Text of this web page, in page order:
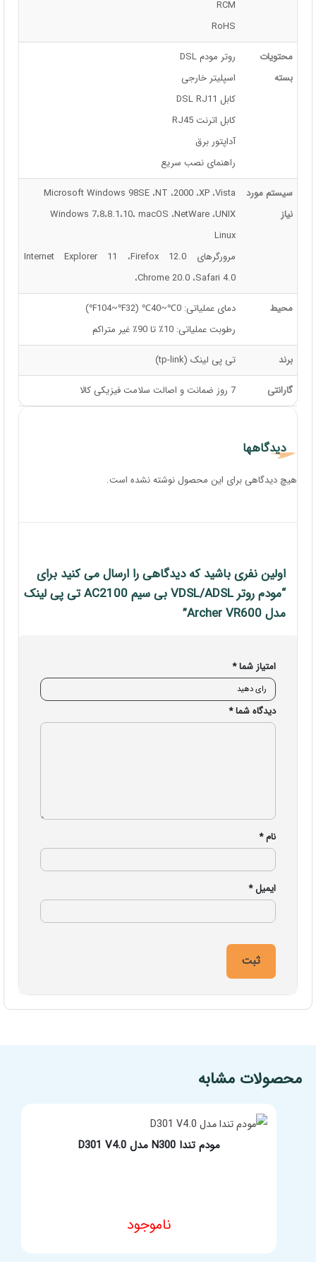
RCM
RoHS
محتویات
بسته
روتر مودم DSL
اسپلیتر خارجی
کابل DSL RJ11
کابل اترنت RJ45
آداپتور برق
راهنمای نصب سریع
سیستم مورد
نیاز
Microsoft Windows 98SE ،NT ،2000 ،XP ،Vista
Windows 7،8،8.1،10، macOS ،NetWare ،UNIX
Linux
مرورگرهای Internet Explorer 11 ،Firefox 12.0
،Chrome 20.0 ،Safari 4.0
محیط
دمای عملیاتی: 0℃~40℃ (32℉~104℉)
رطوبت عملیاتی: 10٪ تا 90٪ غیر متراکم
برند تی پی لینک (tp-link)
گارانتی 7 روز ضمانت و اصالت سلامت فیزیکی کالا
دیدگاهها
هیچ دیدگاهی برای این محصول نوشته نشده است.
اولین نفری باشید که دیدگاهی را ارسال می کنید برای
“مودم روتر VDSL/ADSL بی سیم AC2100 تی پی لینک
مدل Archer VR600”
امتیاز شما*
دیدگاه شما*
نام*
ایمیل*
محصولات مشابه
مودم تندا N300 مدل D301 V4.0
ناموجود